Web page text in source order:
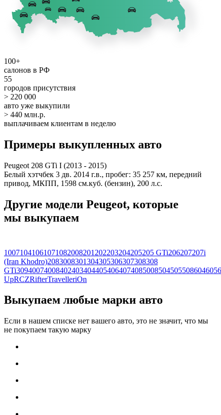
100+
салонов в РФ
55
городов присутствия
> 220 000
авто уже выкупили
> 440 млн.р.
выплачиваем клиентам в неделю
Примеры выкупленных авто
Peugeot 208 GTi I (2013 - 2015)
Белый хэтчбек 3 дв. 2014 г.в., пробег: 35 257 км, передний
привод, МКПП, 1598 см.куб. (бензин), 200 л.с.
Другие модели Peugeot, которые
мы выкупаем
10071041061071082008201 202203204205205 GTi206207207i
(Iran Khodro)2083008301304305306307308308
GTi309400740084024034044054064074085008504505508604605
UpRCZRifterTravelleriOn
Выкупаем любые марки авто
Если в нашем списке нет вашего авто, это не значит, что мы
не покупаем такую марку